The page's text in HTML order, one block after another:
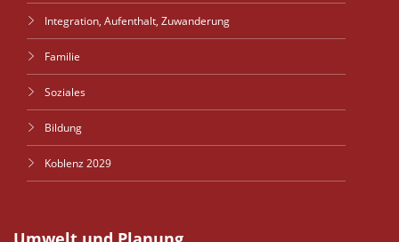
Integration, Aufenthalt, Zuwanderung
Familie
Soziales
Bildung
Koblenz 2029